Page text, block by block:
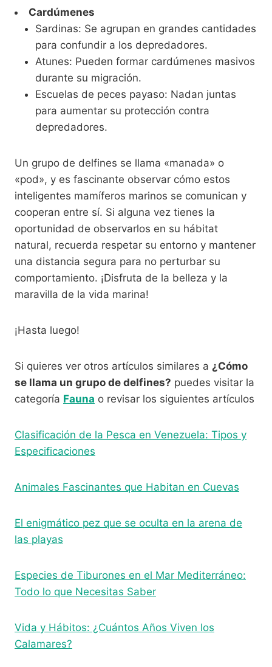
Cardúmenes
Sardinas: Se agrupan en grandes cantidades
para confundir a los depredadores.
Atunes: Pueden formar cardúmenes masivos
durante su migración.
Escuelas de peces payaso: Nadan juntas
para aumentar su protección contra
depredadores.
Un grupo de delfines se llama «manada» o
«pod», y es fascinante observar cómo estos
inteligentes mamíferos marinos se comunican y
cooperan entre sí. Si alguna vez tienes la
oportunidad de observarlos en su hábitat
natural, recuerda respetar su entorno y mantener
una distancia segura para no perturbar su
comportamiento. ¡Disfruta de la belleza y la
maravilla de la vida marina!
¡Hasta luego!
Si quieres ver otros artículos similares a ¿Cómo
se llama un grupo de delfines? puedes visitar la
categoría Fauna o revisar los siguientes artículos
Clasificación de la Pesca en Venezuela: Tipos y
Especificaciones
Animales Fascinantes que Habitan en Cuevas
El enigmático pez que se oculta en la arena de
las playas
Especies de Tiburones en el Mar Mediterráneo:
Todo lo que Necesitas Saber
Vida y Hábitos: ¿Cuántos Años Viven los
Calamares?